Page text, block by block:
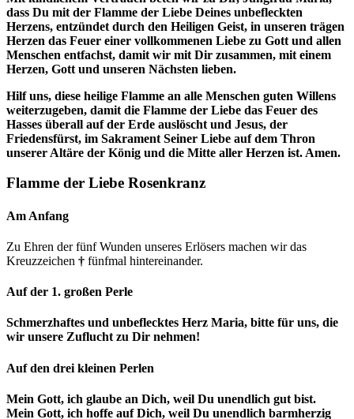
dass Du mit der Flamme der Liebe Deines unbefleckten
Herzens, entzündet durch den Heiligen Geist, in unseren trägen
Herzen das Feuer einer vollkommenen Liebe zu Gott und allen
Menschen entfachst, damit wir mit Dir zusammen, mit einem
Herzen, Gott und unseren Nächsten lieben.
Hilf uns, diese heilige Flamme an alle Menschen guten Willens
weiterzugeben, damit die Flamme der Liebe das Feuer des
Hasses überall auf der Erde auslöscht und Jesus, der
Friedensfürst, im Sakrament Seiner Liebe auf dem Thron
unserer Altäre der König und die Mitte aller Herzen ist. Amen.
Flamme der Liebe Rosenkranz
Am Anfang
Zu Ehren der fünf Wunden unseres Erlösers machen wir das
Kreuzzeichen † fünfmal hintereinander.
Auf der 1. großen Perle
Schmerzhaftes und unbeflecktes Herz Maria, bitte für uns, die
wir unsere Zuflucht zu Dir nehmen!
Auf den drei kleinen Perlen
Mein Gott, ich glaube an Dich, weil Du unendlich gut bist.
Mein Gott, ich hoffe auf Dich, weil Du unendlich barmherzig